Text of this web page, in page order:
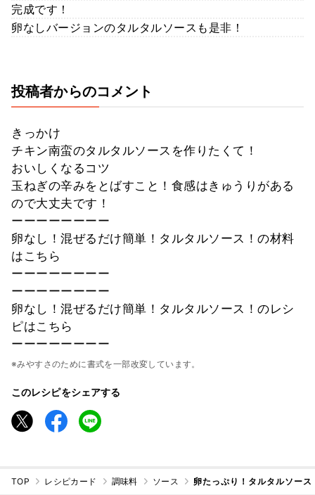
完成です！
卵なしバージョンのタルタルソースも是非！
投稿者からのコメント
きっかけ
チキン南蛮のタルタルソースを作りたくて！
おいしくなるコツ
玉ねぎの辛みをとばすこと！食感はきゅうりがある
ので大丈夫です！
ーーーーーーーー
卵なし！混ぜるだけ簡単！タルタルソース！の材料
はこちら
ーーーーーーーー
ーーーーーーーー
卵なし！混ぜるだけ簡単！タルタルソース！のレシ
ピはこちら
ーーーーーーーー
※みやすさのために書式を一部改変しています。
このレシピをシェアする
TOP レシピカード 調味料 ソース 卵たっぷり！タルタルソー